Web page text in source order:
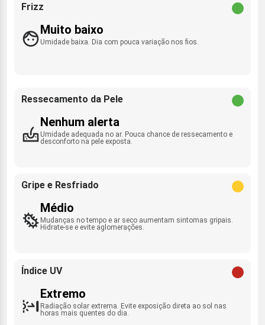
Frizz
Muito baixo
Umidade baixa. Dia com pouca variação nos fios.
Ressecamento da Pele
Nenhum alerta
Umidade adequada no ar. Pouca chance de ressecamento e
desconforto na pele exposta.
Gripe e Resfriado
Médio
Mudanças no tempo e ar seco aumentam sintomas gripais.
Hidrate-se e evite aglomerações.
Índice UV
Extremo
Radiação solar extrema. Evite exposição direta ao sol nas
horas mais quentes do dia.